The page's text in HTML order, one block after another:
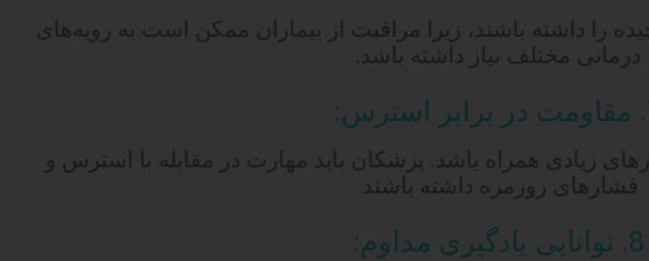
را داشته باشند، زیرا مراقبت از بیماران ممکن است به رویه‌های
درمانی مختلف نیاز داشته باشد.
زیادی همراه باشد. پزشکان باید مهارت در مقابله با استرس و
فشارهای روزمره داشته باشند.
8. توانایی یادگیری مداوم: